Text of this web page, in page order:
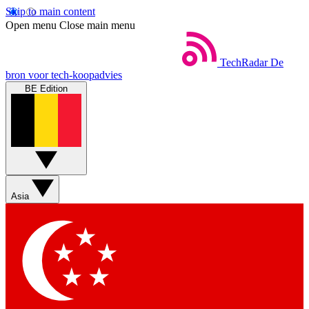
Skip to main content
Open menu Close main menu
TechRadar De
bron voor tech-koopadvies
BE Edition
Asia